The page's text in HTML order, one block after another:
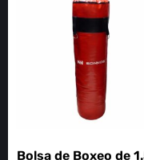
Bolsa de Boxeo de